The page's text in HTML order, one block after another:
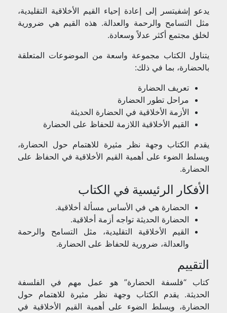
يدعو إشفيتسر إلى إعادة إحياء القيم الأخلاقية التقليدية،
مثل التسامح والرحمة والعدالة. هذه القيم هي ضرورية
لخلق مجتمع أكثر عدلاً وسعادة.
يتناول الكتاب مجموعة واسعة من الموضوعات المتعلقة
بالحضارة، بما في ذلك:
تعريف الحضارة
مراحل تطور الحضارة
الأزمة الأخلاقية في الحضارة الحديثة
القيم الأخلاقية اللازمة للحفاظ على الحضارة
يقدم الكتاب وجهة نظر مثيرة للاهتمام حول الحضارة،
ويسلط الضوء على أهمية القيم الأخلاقية في الحفاظ على
الحضارة.
الأفكار الرئيسية في الكتاب
الحضارة هي في الأساس مسألة أخلاقية.
الحضارة الحديثة تواجه أزمة أخلاقية.
القيم الأخلاقية التقليدية، مثل التسامح والرحمة
والعدالة، ضرورية للحفاظ على الحضارة.
التقييم
كتاب “فلسفة الحضارة” هو عمل مهم في الفلسفة
الحديثة. يقدم الكتاب وجهة نظر مثيرة للاهتمام حول
الحضارة، ويسلط الضوء على أهمية القيم الأخلاقية في